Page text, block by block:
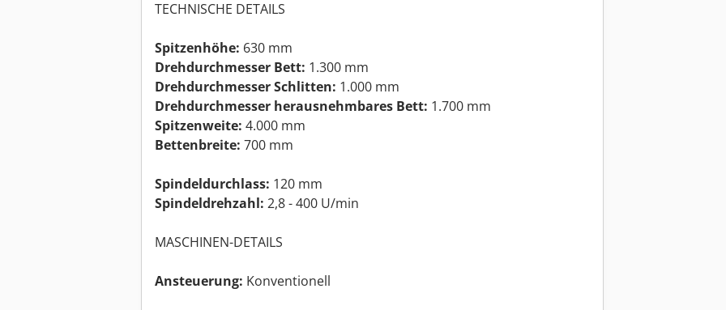
TECHNISCHE DETAILS
Spitzenhöhe: 630 mm
Drehdurchmesser Bett: 1.300 mm
Drehdurchmesser Schlitten: 1.000 mm
Drehdurchmesser herausnehmbares Bett: 1.700 mm
Spitzenweite: 4.000 mm
Bettenbreite: 700 mm
Spindeldurchlass: 120 mm
Spindeldrehzahl: 2,8 - 400 U/min
MASCHINEN-DETAILS
Ansteuerung: Konventionell